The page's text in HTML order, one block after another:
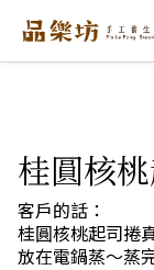
桂圓核
客戶的話：
桂圓核桃起司捲
放在電鍋蒸～蒸